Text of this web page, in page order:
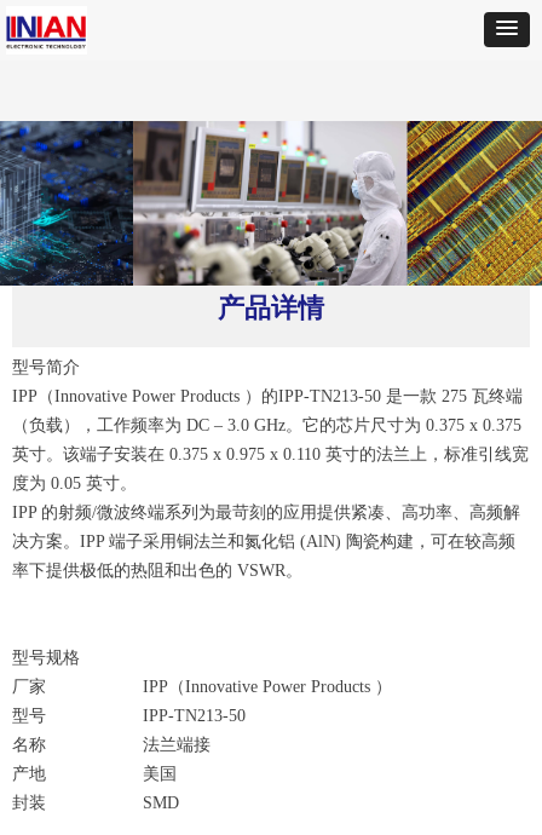
首页 ꄲ IPP ꄲ IPP-TN213-50 是一款 30 瓦终端
型号简介
IPP（Innovative Power Products ）的IPP-TN213-50 是一款 275 瓦终端
（负载），工作频率为 DC – 3.0 GHz。它的芯片尺寸为 0.375 x 0.375
英寸。该端子安装在 0.375 x 0.975 x 0.110 英寸的法兰上，标准引线宽
度为 0.05 英寸。
IPP 的射频/微波终端系列为最苛刻的应用提供紧凑、高功率、高频解
决方案。IPP 端子采用铜法兰和氮化铝 (AlN) 陶瓷构建，可在较高频
率下提供极低的热阻和出色的 VSWR。
型号规格
厂家 IPP（Innovative Power Products ）
型号 IPP-TN213-50
名称 法兰端接
产地 美国
封装 SMD
产品详情